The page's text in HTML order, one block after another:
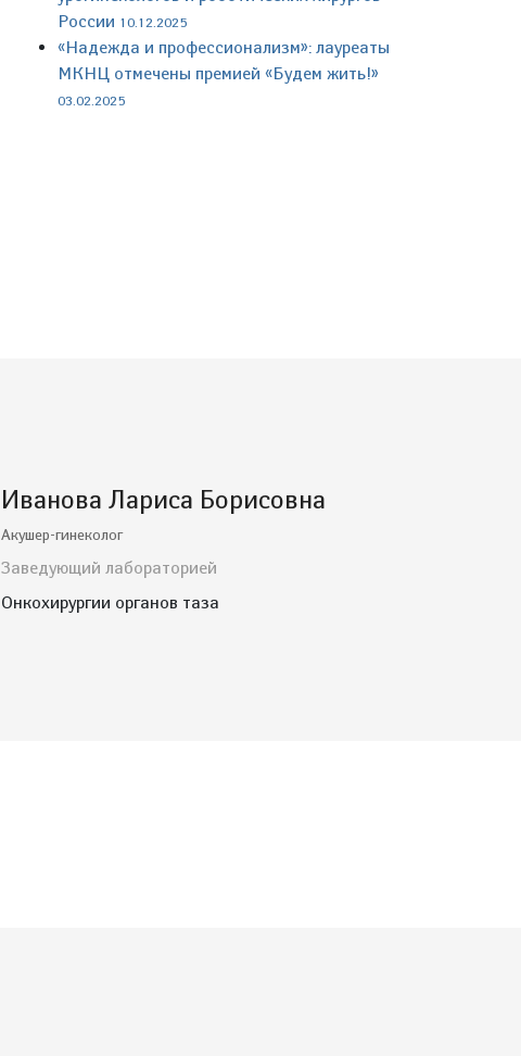
России 10.12.2025
«Надежда и профессионализм»: лауреаты
МКНЦ отмечены премией «Будем жить!»
03.02.2025
Иванова Лариса Борисовна
Акушер-гинеколог
Заведующий лабораторией
Онкохирургии органов таза